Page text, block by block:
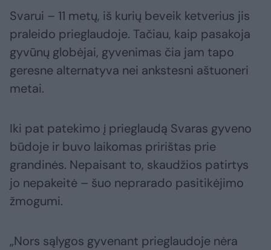
Svarui – 11 metų, iš kurių beveik ketverius jis
praleido prieglaudoje. Tačiau, kaip pasakoja
gyvūnų globėjai, gyvenimas čia jam tapo
geresne alternatyva nei ankstesni aštuoneri
metai.
Iki pat patekimo į prieglaudą Svaras gyveno
būdoje ir buvo laikomas pririštas prie
grandinės. Nepaisant to, skaudžios patirtys
jo nepakeitė – šuo neprarado pasitikėjimo
žmogumi.
„Nors sąlygos gyvenant prieglaudoje nėra